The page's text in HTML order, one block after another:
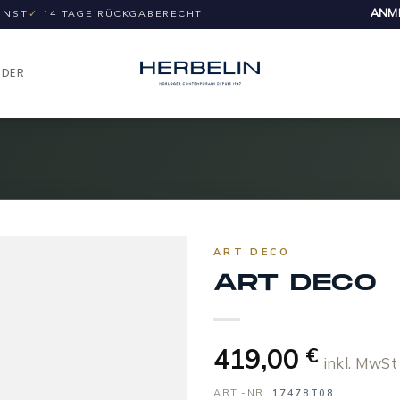
✓ 14 TAGE RÜCKGABERECHT
ART DECO
ART DECO
419,00 € inkl. MwSt
ART.-NR. 17478T08